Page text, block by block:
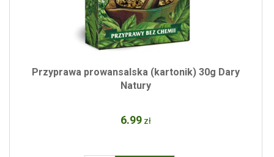
Przyprawa prowansalska (kartonik) 30g Dary
Natury
6.99 zł